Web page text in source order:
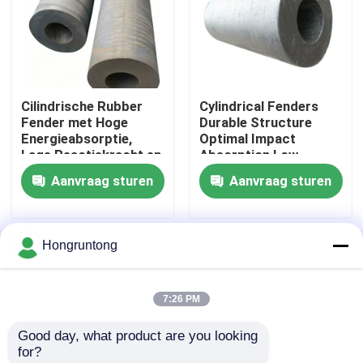
Boog Rubberstootkussen
Kegel Rubberstootkussens
V Typestootkussen
D Type Stootkussens
Cilindrische Marine Fenders
Cel Rubberstootkussen
Tug Boat Fenders
Cilindrische Rubber
Fender met Hoge
Energieabsorptie,
Lage Reactiekracht en
Lange Levensduur
voor Maritieme
Afmering
Aanvraag sturen
Cylindrical Fenders
Durable Structure
Optimal Impact
Absorption Low
Maintenance
Aanvraag sturen
Thuis Ongeveer ons
Sitemap
Privacy Policy
KwaliteitDok RubberstootkussenChina
Hongruntong
7:26 PM
Good day, what product are you looking
for?